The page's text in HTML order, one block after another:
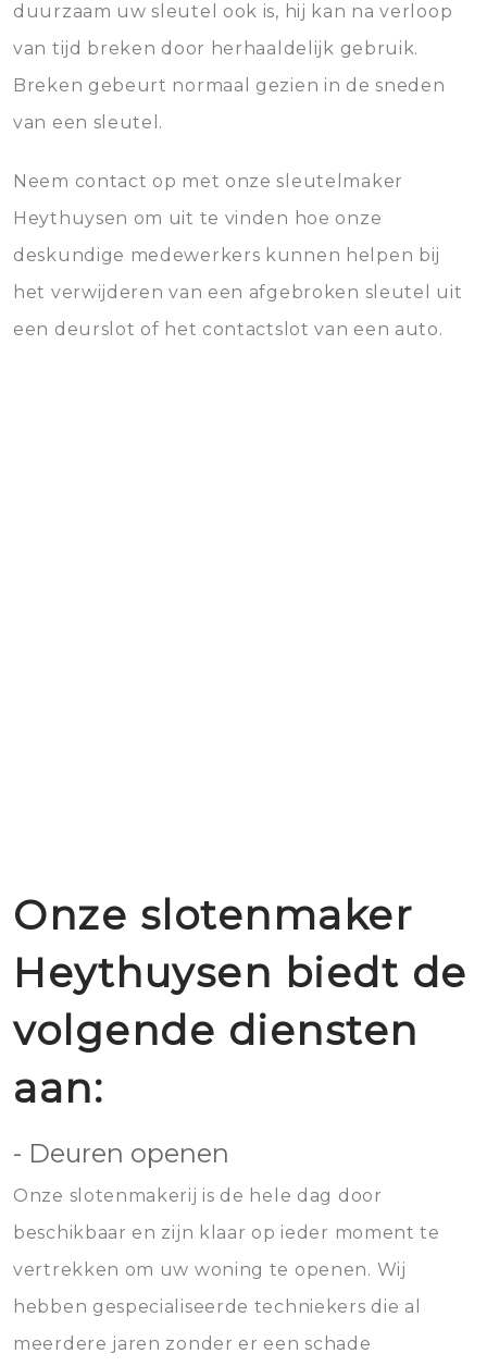
duurzaam uw sleutel ook is, hij kan na verloop
van tijd breken door herhaaldelijk gebruik.
Breken gebeurt normaal gezien in de sneden
van een sleutel.
Neem contact op met onze sleutelmaker
Heythuysen om uit te vinden hoe onze
deskundige medewerkers kunnen helpen bij
het verwijderen van een afgebroken sleutel uit
een deurslot of het contactslot van een auto.
Onze slotenmaker
Heythuysen biedt de
volgende diensten
aan:
- Deuren openen
Onze slotenmakerij is de hele dag door
beschikbaar en zijn klaar op ieder moment te
vertrekken om uw woning te openen. Wij
hebben gespecialiseerde techniekers die al
meerdere jaren zonder er een schade